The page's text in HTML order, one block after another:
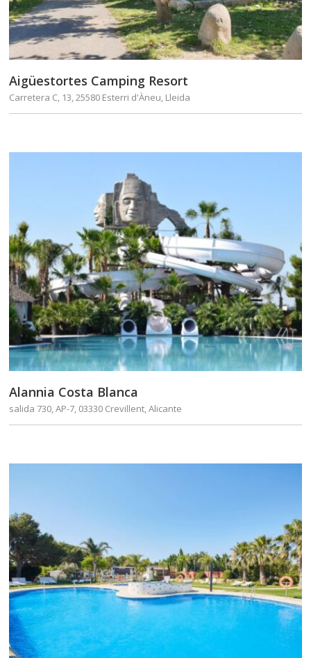
Aigüestortes Camping Resort
Carretera C, 13, 25580 Esterri d'Àneu, Lleida
Alannia Costa Blanca
salida 730, AP-7, 03330 Crevillent, Alicante